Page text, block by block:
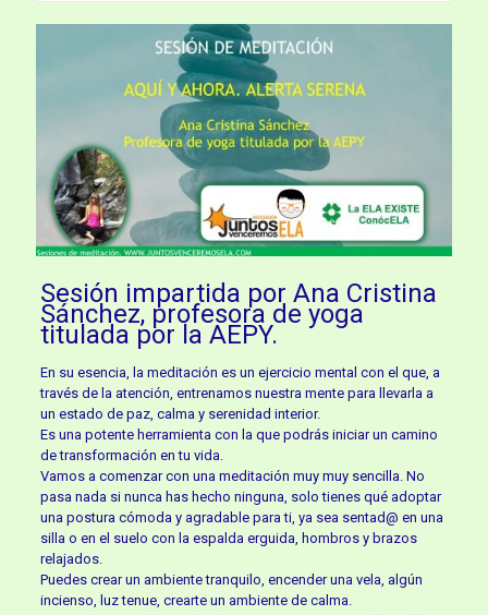
Sesión impartida por Ana Cristina
Sánchez, profesora de yoga
titulada por la AEPY.
En su esencia, la meditación es un ejercicio mental con el que, a
través de la atención, entrenamos nuestra mente para llevarla a
un estado de paz, calma y serenidad interior.
Es una potente herramienta con la que podrás iniciar un camino
de transformación en tu vida.
Vamos a comenzar con una meditación muy muy sencilla. No
pasa nada si nunca has hecho ninguna, solo tienes qué adoptar
una postura cómoda y agradable para ti, ya sea sentad@ en una
silla o en el suelo con la espalda erguida, hombros y brazos
relajados.
Puedes crear un ambiente tranquilo, encender una vela, algún
incienso, luz tenue, crearte un ambiente de calma.